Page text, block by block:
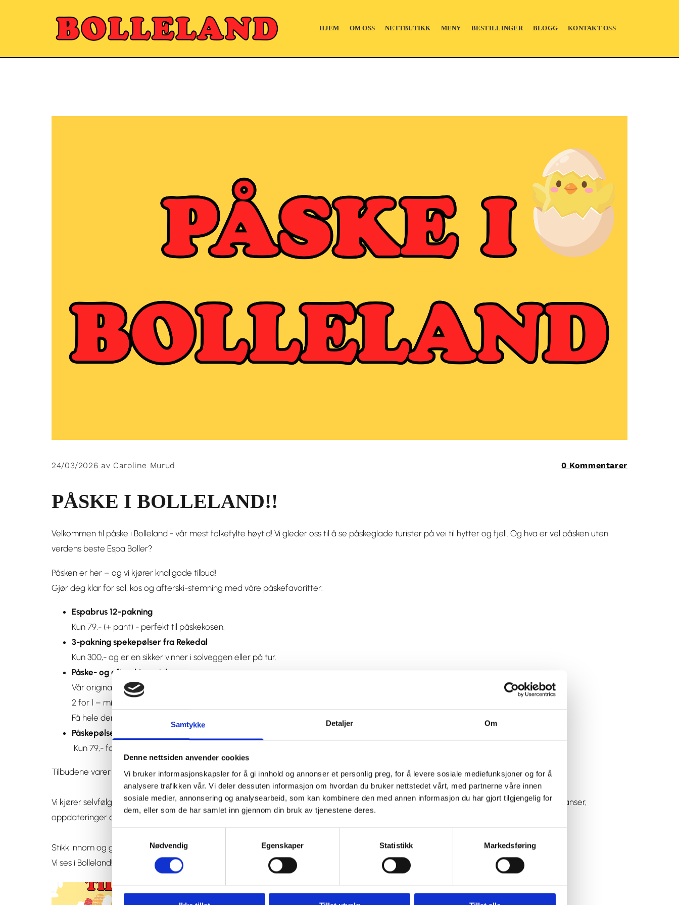
Samtykke Detaljer Om
Denne nettsiden anvender cookies
Vi bruker informasjonskapsler for å gi innhold og annonser et personlig preg, for å levere sosiale mediefunksjoner og for å
analysere trafikken vår. Vi deler dessuten informasjon om hvordan du bruker nettstedet vårt, med partnerne våre innen
sosiale medier, annonsering og analysearbeid, som kan kombinere den med annen informasjon du har gjort tilgjengelig for
dem, eller som de har samlet inn gjennom din bruk av tjenestene deres.
Nødvendig
Egenskaper Statistikk Markedsføring
HJEM OM OSS NETTBUTIKK MENY BESTILLINGER BLOGG KONTAKT OSS
24/03/2026 av Caroline Murud 0 Kommentarer
PÅSKE I BOLLELAND!!
Velkommen til påske i Bolleland - vår mest folkefylte høytid! Vi gleder oss til å se påskeglade turister på vei til hytter og fjell. Og hva er vel påsken uten
verdens beste Espa Boller?
Påsken er her – og vi kjører knallgode tilbud!
Gjør deg klar for sol, kos og afterski-stemning med våre påskefavoritter:
Espabrus 12-pakning
Kun 79,- (+ pant) - perfekt til påskekosen.
3-pakning spekepølser fra Rekedal
Kun 300,- og er en sikker vinner i solveggen eller på tur.
Påske- og afterski must-haves
Vår originale gule truckercaps og solbriller (rød eller gul)
2 for 1 – mix & match akkurat som du vil.
Få hele den ultimate påskestilen for kun 99,-
Påskepølse
Kun 79,- for sesongens saftige kyllingpølse med løksalat.
Tilbudene varer til og med 2. påskedag (6. april 2026)
Vi kjører selvfølgelig også i gang med mye gøy på våre sosiale mediekanaler, så følg med påFacebook,InstagramogTikTokfor konkurranser,
oppdateringer og masse annet gøy!
Stikk innom og gjør deg klar for en smakfull, solrik og stilfull påske.
Vi ses i Bolleland!